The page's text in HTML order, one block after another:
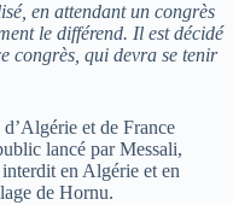
en attendant un congrès
le différend. Il est décidé
congrès, qui devra se tenir
et de France
lancé par Messali,
en Algérie et en
de Hornu.